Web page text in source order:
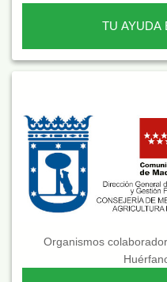
TU AYUDA
Organismos